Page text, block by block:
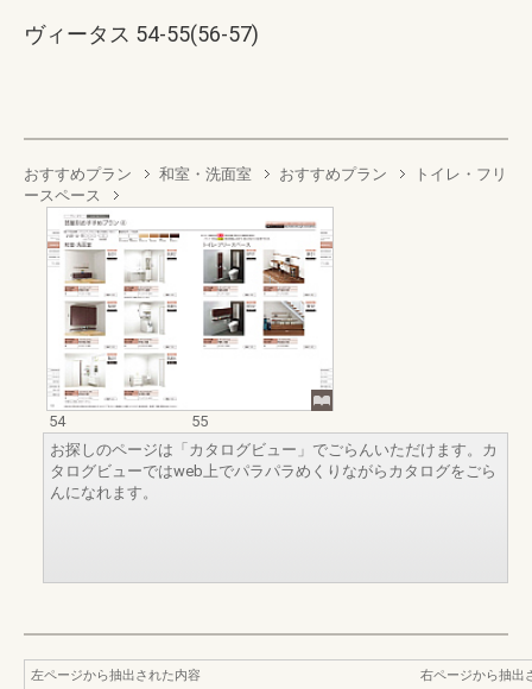
ヴィータス 54-55(56-57)
おすすめプラン 和室・洗面室 おすすめプラン
トイレ・フリ
ースペース
54
55
お探しのページは「カタログビュー」でごらんいただけます。カ
タログビューではweb上でパラパラめくりながらカタログをごら
んになれます。
左ページから抽出された内容
右ページから抽出